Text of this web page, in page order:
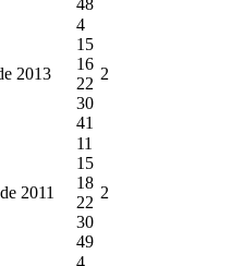
2013
4
15
16
22
30
41
2
2011
11
15
18
22
30
49
2
4